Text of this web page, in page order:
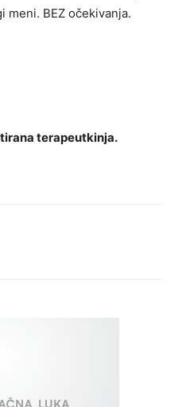
meni. BEZ očekivanja.
terapeutkinja.